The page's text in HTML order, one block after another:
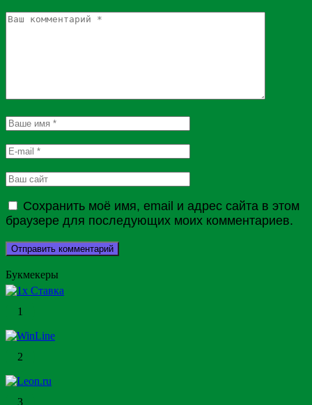
Сохранить моё имя, email и адрес сайта в этом
браузере для последующих моих комментариев.
Букмекеры
1
2
3